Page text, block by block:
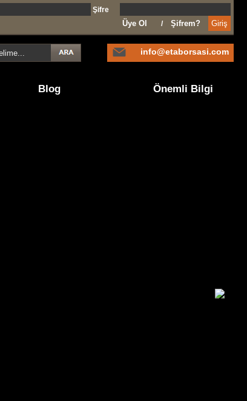
Şifre
Üye Ol / Şifrem?
info@etaborsasi.com
Blog Önemli Bilgi